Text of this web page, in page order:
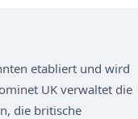
etabliert und wird
UK verwaltet die
die britische